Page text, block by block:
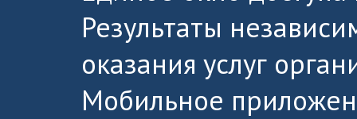
Результаты
оказания услуг
Мобильное